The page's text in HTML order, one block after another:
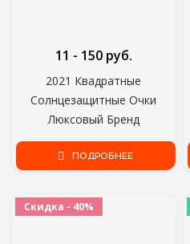
2021 Квадратные
Солнцезащитные Очки
Люксовый Бренд
Путешествия Маленькие
Прямоугольные
Мужчины Женщины
Старинные Ретро Oculos
11 - 150 руб.
ПОДРОБНЕЕ
Скидка - 40%